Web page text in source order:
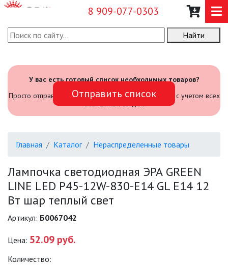
8 909-077-0303
О КОМПАНИИ
САДОВЫЙ ИНВЕНТАРЬ И
ИНСТРУМЕНТЫ
ОФИСНЫЕ ПОДВЕСНЫЕ
ПРОЖЕКТОРЫ
Найти
У вас есть готовый список необходимых товаров?
Просто отправьте его нам и мы посчитаем стоимость с учетом всех
возможных скидок
Отправить список
Главная Каталог Нераспределенные товары
Лампочка светодиодная ЭРА GREEN
LINE LED P45-12W-830-E14 GL E14 12
Вт шар теплый свет
Артикул: Б0067042
Цена: 52.09 руб.
Количество: